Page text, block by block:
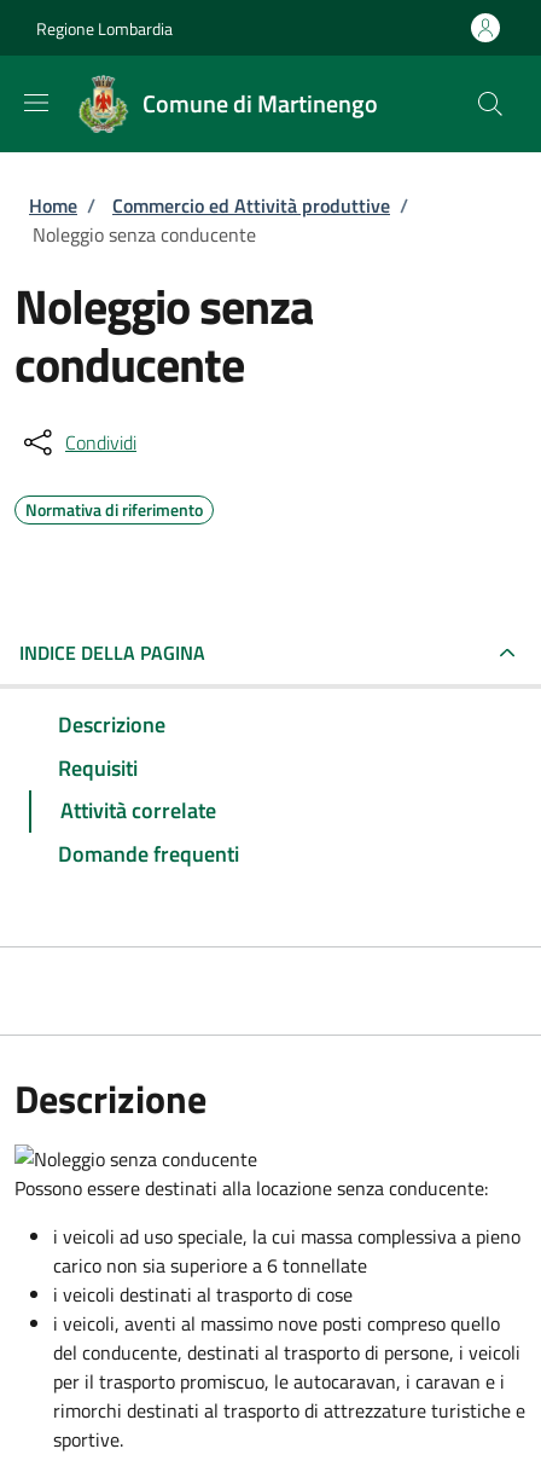
Regione Lombardia
Comune di Martinengo
Briciole di pane
Home / Commercio ed Attività produttive /
Noleggio senza conducente
Noleggio senza
conducente
Condividi
Normativa di riferimento
INDICE DELLA PAGINA
Descrizione
Requisiti
Attività correlate
Domande frequenti
Descrizione
Possono essere destinati alla locazione senza conducente:
i veicoli ad uso speciale, la cui massa complessiva a pieno
carico non sia superiore a 6 tonnellate
i veicoli destinati al trasporto di cose
i veicoli, aventi al massimo nove posti compreso quello
del conducente, destinati al trasporto di persone, i veicoli
per il trasporto promiscuo, le autocaravan, i caravan e i
rimorchi destinati al trasporto di attrezzature turistiche e
sportive.